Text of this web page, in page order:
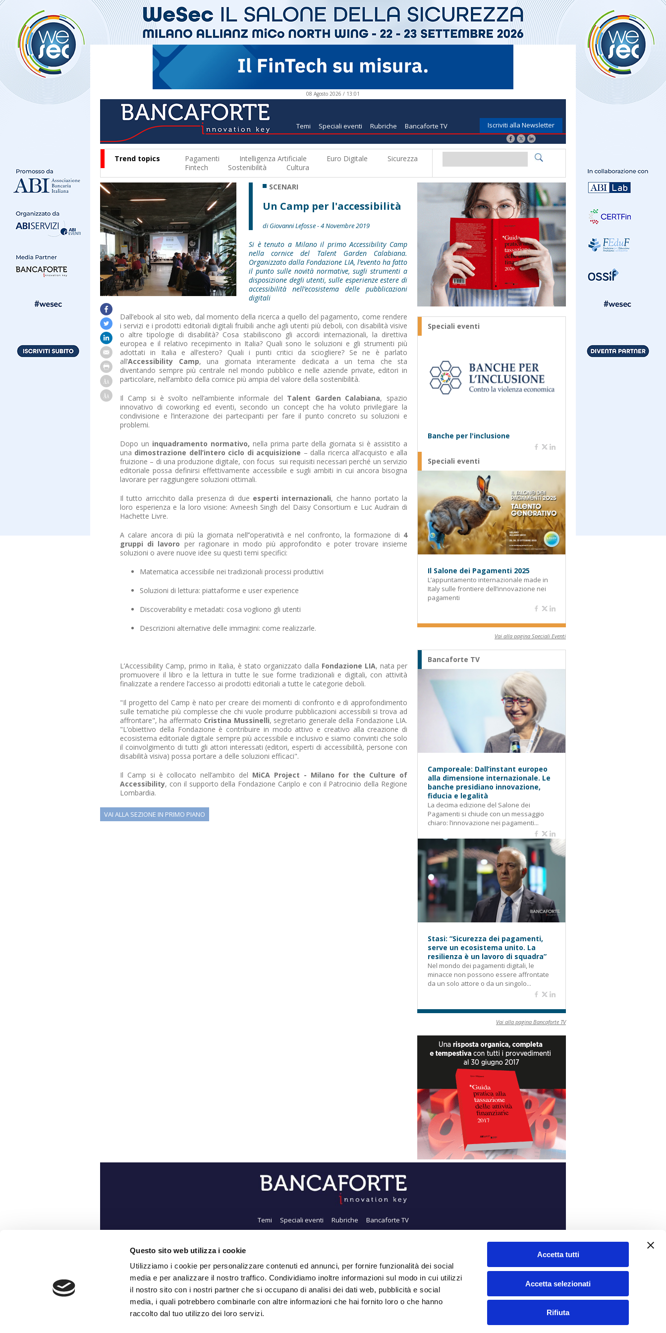
Questo sito web utilizza i cookie
Utilizziamo i cookie per personalizzare contenuti ed annunci, per fornire funzionalità dei social
media e per analizzare il nostro traffico. Condividiamo inoltre informazioni sul modo in cui utilizzi
il nostro sito con i nostri partner che si occupano di analisi dei dati web, pubblicità e social
media, i quali potrebbero combinarle con altre informazioni che hai fornito loro o che hanno
raccolto dal tuo utilizzo dei loro servizi.
Accetta tutti
Accetta selezionati
Rifiuta
08 Agosto 2026 / 13:01
Temi Speciali eventi Rubriche Bancaforte TV Iscriviti alla Newsletter
Trend topics Pagamenti Intelligenza Artificiale Euro Digitale
Sicurezza
Fintech
Sostenibilità Cultura
SCENARI
Un Camp per l'accessibilità
di Giovanni Lefosse - 4 Novembre 2019
Si è tenuto a Milano il primo Accessibility Camp
nella cornice del Talent Garden Calabiana.
Organizzato dalla Fondazione LIA, l’evento ha fatto
il punto sulle novità normative, sugli strumenti a
disposizione degli utenti, sulle esperienze estere di
accessibilità nell’ecosistema delle pubblicazioni
digitali
Dall’ebook al sito web, dal momento della ricerca a quello del pagamento, come rendere
i servizi e i prodotti editoriali digitali fruibili anche agli utenti più deboli, con disabilità visive
o altre tipologie di disabilità? Cosa stabiliscono gli accordi internazionali, la direttiva
europea e il relativo recepimento in Italia? Quali sono le soluzioni e gli strumenti più
adottati in Italia e all’estero? Quali i punti critici da sciogliere? Se ne è parlato
all’Accessibility Camp, una giornata interamente dedicata a un tema che sta
diventando sempre più centrale nel mondo pubblico e nelle aziende private, editori in
particolare, nell’ambito della cornice più ampia del valore della sostenibilità.
Il Camp si è svolto nell’ambiente informale del Talent Garden Calabiana, spazio
innovativo di coworking ed eventi, secondo un concept che ha voluto privilegiare la
condivisione e l’interazione dei partecipanti per fare il punto concreto su soluzioni e
problemi.
Dopo un inquadramento normativo, nella prima parte della giornata si è assistito a
una dimostrazione dell’intero ciclo di acquisizione – dalla ricerca all’acquisto e alla
fruizione – di una produzione digitale, con focus sui requisiti necessari perché un servizio
editoriale possa definirsi effettivamente accessibile e sugli ambiti in cui ancora bisogna
lavorare per raggiungere soluzioni ottimali.
Il tutto arricchito dalla presenza di due esperti internazionali, che hanno portato la
loro esperienza e la loro visione: Avneesh Singh del Daisy Consortium e Luc Audrain di
Hachette Livre.
A calare ancora di più la giornata nell’’operatività e nel confronto, la formazione di 4
gruppi di lavoro per ragionare in modo più approfondito e poter trovare insieme
soluzioni o avere nuove idee su questi temi specifici:
Matematica accessibile nei tradizionali processi produttivi
Soluzioni di lettura: piattaforme e user experience
Discoverability e metadati: cosa vogliono gli utenti
Descrizioni alternative delle immagini: come realizzarle.
L’Accessibility Camp, primo in Italia, è stato organizzato dalla Fondazione LIA, nata per
promuovere il libro e la lettura in tutte le sue forme tradizionali e digitali, con attività
finalizzate a rendere l’accesso ai prodotti editoriali a tutte le categorie deboli.
"Il progetto del Camp è nato per creare dei momenti di confronto e di approfondimento
sulle tematiche più complesse che chi vuole produrre pubblicazioni accessibili si trova ad
affrontare", ha affermato Cristina Mussinelli, segretario generale della Fondazione LIA.
"L’obiettivo della Fondazione è contribuire in modo attivo e creativo alla creazione di
ecosistema editoriale digitale sempre più accessibile e inclusivo e siamo convinti che solo
il coinvolgimento di tutti gli attori interessati (editori, esperti di accessibilità, persone con
disabilità visiva) possa portare a delle soluzioni efficaci".
Il Camp si è collocato nell’ambito del MiCA Project - Milano for the Culture of
Accessibility, con il supporto della Fondazione Cariplo e con il Patrocinio della Regione
Lombardia.
VAI ALLA SEZIONE IN PRIMO PIANO
Speciali eventi
Banche per l'inclusione
Speciali eventi
Il Salone dei Pagamenti 2025
L’appuntamento internazionale made in
Italy sulle frontiere dell’innovazione nei
pagamenti
Vai alla pagina Speciali Eventi
Bancaforte TV
Camporeale: Dall’instant europeo
alla dimensione internazionale. Le
banche presidiano innovazione,
fiducia e legalità
La decima edizione del Salone dei
Pagamenti si chiude con un messaggio
chiaro: l’innovazione nei pagamenti...
Stasi: “Sicurezza dei pagamenti,
serve un ecosistema unito. La
resilienza è un lavoro di squadra”
Nel mondo dei pagamenti digitali, le
minacce non possono essere affrontate
da un solo attore o da un singolo...
Vai alla pagina Bancaforte TV
Temi Speciali eventi Rubriche Bancaforte TV
Chi siamo
Iscriviti alla Newsletter